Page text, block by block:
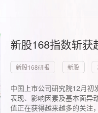
新股168指数斩
新股168研报 新股
中国上市公司研究院12月初
表现、影响因素及基本面异
值正在获得越来越多的关注